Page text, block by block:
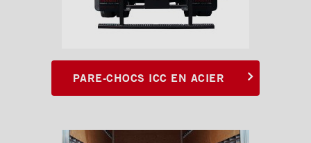
PARE-CHOCS ICC EN ACIER